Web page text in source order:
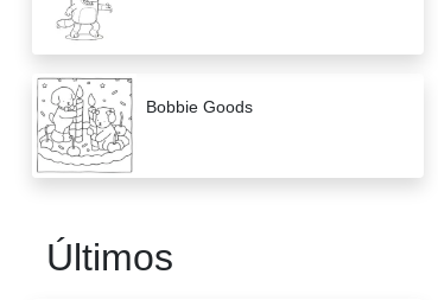
Bobbie Goods
Últimos